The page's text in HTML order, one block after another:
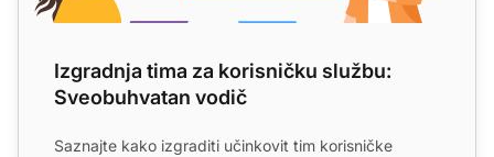
Izgradnja tima za korisničku službu:
Sveobuhvatan vodič
Saznajte kako izgraditi učinkovit tim korisničke